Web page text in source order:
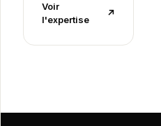
Voir
l'expertise
↗︎